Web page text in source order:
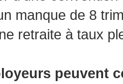
manque de 8
retraite à taux
peuvent